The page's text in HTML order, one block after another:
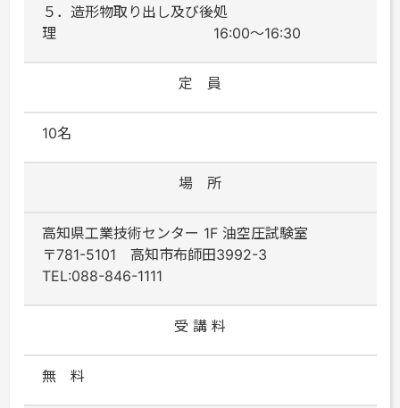
５．造形物取り出し及び後処
理 16:00～16:30
定 員
10名
場 所
高知県工業技術センター 1F 油空圧試験室
〒781-5101 高知市布師田3992-3
TEL:088-846-1111
受 講 料
無 料